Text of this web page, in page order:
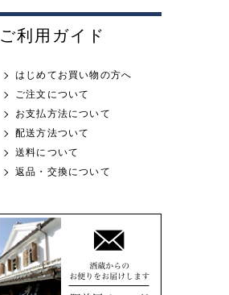
ご利用ガイド
はじめてお買い物の方へ
ご注文について
お支払方法について
配送方法ついて
送料について
返品・交換について